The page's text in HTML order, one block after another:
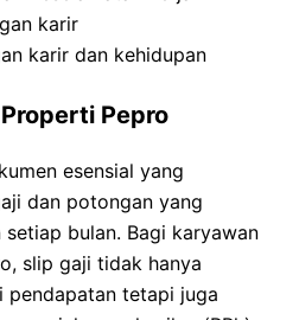
karir
karir dan kehidupan
Pepro
esensial yang
dan potongan yang
bulan. Bagi karyawan
slip gaji tidak hanya
tetapi juga